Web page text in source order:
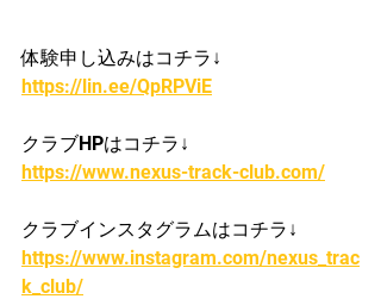
体験申し込みはコチラ↓
https://lin.ee/QpRPViE
クラブHPはコチラ↓
https://www.nexus-track-club.com/
クラブインスタグラムはコチラ↓
https://www.instagram.com/nexus_trac
k_club/